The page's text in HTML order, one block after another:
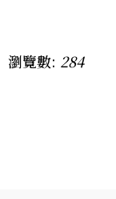
瀏覽數: 284